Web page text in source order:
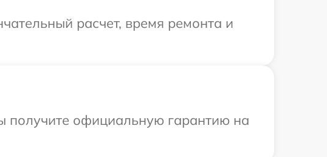
расчет, время ремонта и
получите официальную гарантию на